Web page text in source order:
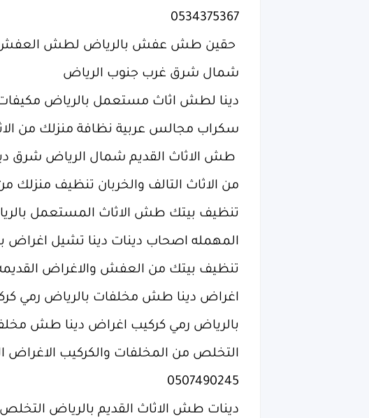
0534375367
حقين طش عفش بالرياض لطش العفش
شمال شرق غرب جنوب الرياض
‏دينا لطش اثاث مستعمل بالرياض
سكراب مجالس عربية نظافة منزلك من الاثاث
طش الاثاث القديم شمال الرياض شرق‏
من الاثاث التالف والخربان تنظيف منزلك
المهمله اصحاب دينات دينا تشيل
تنظيف بيتك من العفش والاغراض
اغراض دينا طش مخلفات بالرياض رمي
بالرياض رمي كركيب اغراض دينا طش
التخلص من المخلفات والكركيب الاغراض
0507490245
دينات طش الاثاث القديم بالرياض